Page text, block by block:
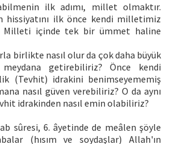
ilk adımı, millet olmaktır.
ilk önce kendi milletimiz
Milleti içinde tek bir ümmet haline
birlikte nasıl olur da çok daha büyük
getirebiliriz? Önce kendi
(Tevhit) idrakini benimseyememiş
nasıl güven verebiliriz? O da aynı
idrakinden nasıl emin olabiliriz?
sûresi, 6. âyetinde de meâlen şöyle
(hısım ve soydaşlar) Allah'ın